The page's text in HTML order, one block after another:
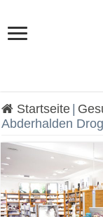
Startseite
Abderhalden